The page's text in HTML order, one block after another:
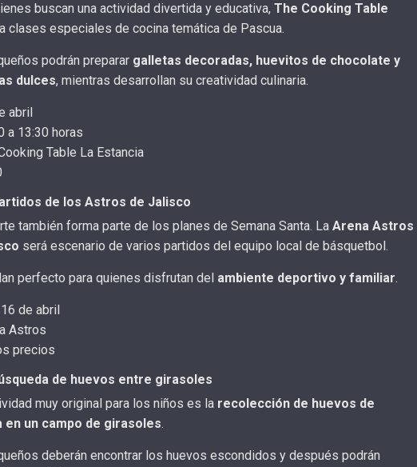
buscan una actividad divertida y educativa, The Cooking Table
clases especiales de cocina temática de Pascua.
podrán preparar galletas decoradas, huevitos de chocolate y
dulces, mientras desarrollan su creatividad culinaria.
abril
a 13:30 horas
Table La Estancia
de los Astros de Jalisco
también forma parte de los planes de Semana Santa. La Arena Astros
será escenario de varios partidos del equipo local de básquetbol.
perfecto para quienes disfrutan del ambiente deportivo y familiar.
de abril
Astros
precios
de huevos entre girasoles
muy original para los niños es la recolección de huevos de
en un campo de girasoles.
deberán encontrar los huevos escondidos y después podrán